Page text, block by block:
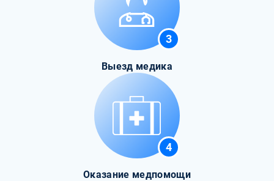
3
Выезд медика
4
Оказание медпомощи